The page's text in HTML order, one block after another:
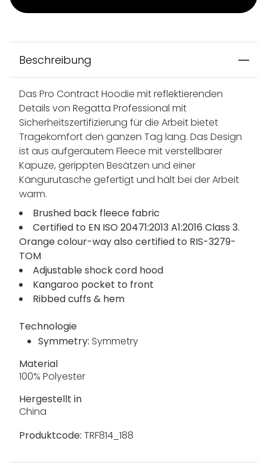
Beschreibung
Das Pro Contract Hoodie mit reflektierenden
Details von Regatta Professional mit
Sicherheitszertifizierung für die Arbeit bietet
Tragekomfort den ganzen Tag lang. Das Design
ist aus aufgerautem Fleece mit verstellbarer
Kapuze, gerippten Besätzen und einer
Kängurutasche gefertigt und hält bei der Arbeit
warm.
Brushed back fleece fabric
Certified to EN ISO 20471:2013 A1:2016 Class 3.
Orange colour-way also certified to RIS-3279-
TOM
Adjustable shock cord hood
Kangaroo pocket to front
Ribbed cuffs & hem
Technologie
Symmetry: Symmetry
Material
100% Polyester
Hergestellt in
China
Produktcode: TRF814_188